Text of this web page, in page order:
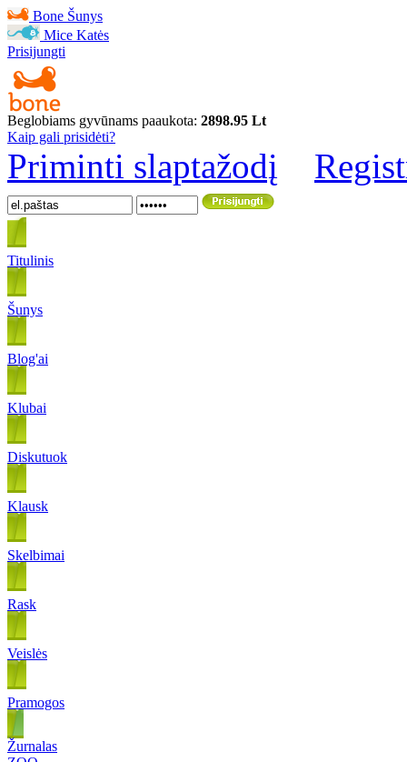
Bone Šunys
Mice Katės
Prisijungti
Beglobiams gyvūnams paaukota: 2898.95 Lt
Kaip gali prisidėti?
Priminti slaptažodį
Titulinis
Šunys
Blog'ai
Klubai
Diskutuok
Klausk
Skelbimai
Rask
Veislės
Pramogos
Žurnalas